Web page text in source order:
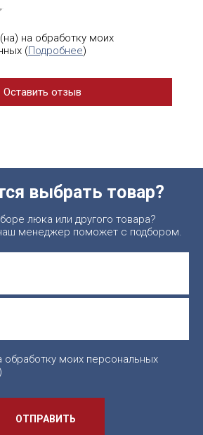
на обработку моих
(Подробнее)
выбрать товар?
люка или другого товара?
наш менеджер поможет с подбором.
обработку моих персональных
ОТПРАВИТЬ